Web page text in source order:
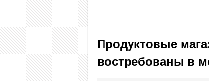
Продуктовые
востребованы в